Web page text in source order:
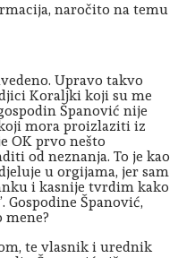
naročito na temu
Upravo takvo
Koraljki koji su me
Španović nije
mora proizlaziti iz
OK prvo nešto
od neznanja. To je kao
u orgijama, jer sam
i kasnije tvrdim kako
Gospodine Španović,
te vlasnik i urednik